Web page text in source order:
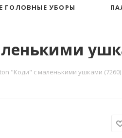
ГОЛОВНЫЕ УБОРЫ
"Коди" с маленькими ушками (7260)